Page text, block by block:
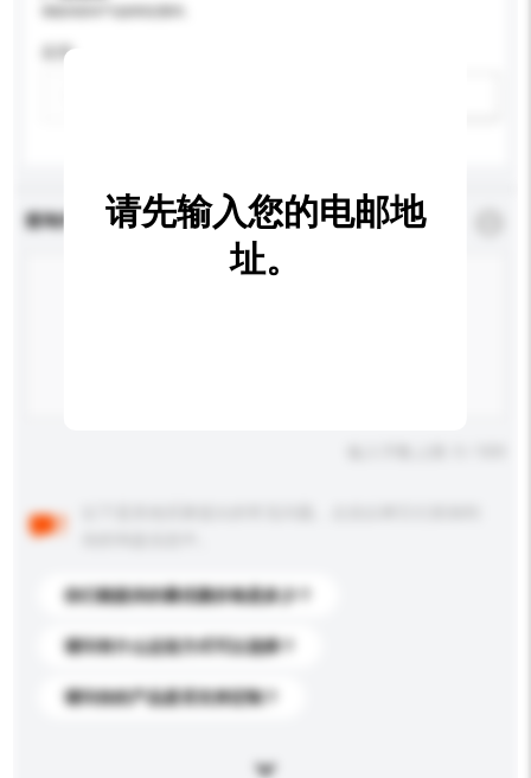
应用
查询内容 *必须填写
你们能提供的最优惠价格是多少？
请问有什么运送方式可以选择？
请问你的产品是否支持定制？
请先输入您的电邮地
址。